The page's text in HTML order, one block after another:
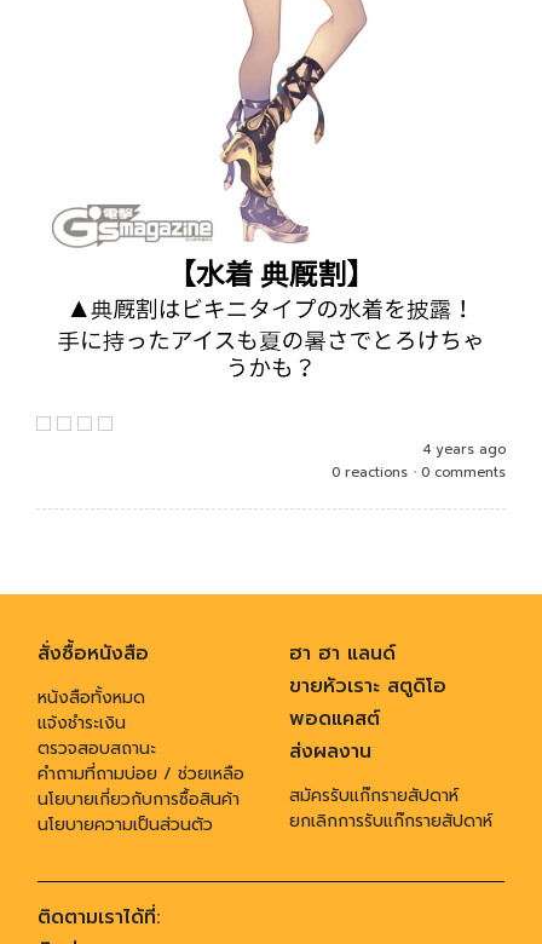
4 years ago
0 reactions • 0 comments
สั่งซื้อหนังสือ
หนังสือทั้งหมด
แจ้งชำระเงิน
ตรวจสอบสถานะ
คำถามที่ถามบ่อย / ช่วยเหลือ
นโยบายเกี่ยวกับการซื้อสินค้า
นโยบายความเป็นส่วนตัว
ฮา ฮา แลนด์
ขายหัวเราะ สตูดิโอ
พอดแคสต์
ส่งผลงาน
สมัครรับแก๊กรายสัปดาห์
ยกเลิกการรับแก๊กรายสัปดาห์
ติดตามเราได้ที่: